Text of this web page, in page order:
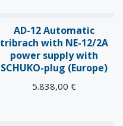
AD-12 Automatic
tribrach with NE-12/2A
power supply with
SCHUKO-plug (Europe)
5.838,00 €